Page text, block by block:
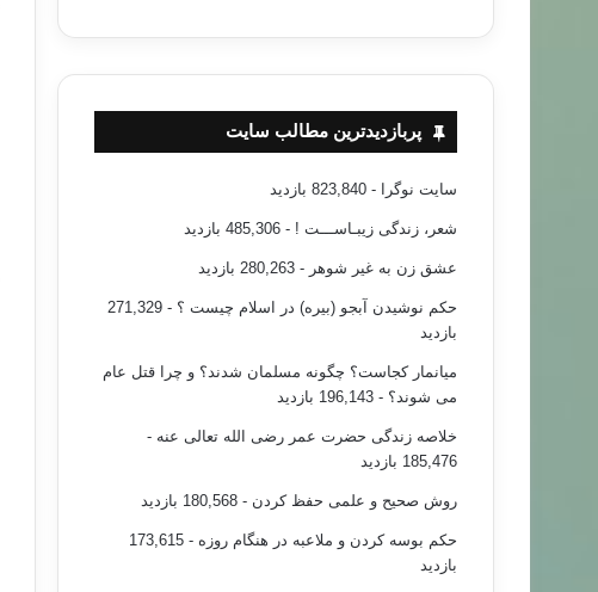
پربازدیدترین مطالب سایت
سایت نوگرا - 823,840 بازدید
شعر، زندگی زیبـاســـت ! - 485,306 بازدید
عشق زن به غیر شوهر - 280,263 بازدید
حکم نوشیدن آبجو (بیره) در اسلام چیست ؟
- 271,329
بازدید
میانمار کجاست؟ چگونه مسلمان شدند؟ و چرا قتل عام
می شوند؟ - 196,143 بازدید
خلاصه زندگی حضرت عمر رضی الله تعالی عنه -
185,476 بازدید
روش صحیح و علمی حفظ کردن - 180,568 بازدید
حکم بوسه کردن و ملاعبه در هنگام روزه
- 173,615
بازدید